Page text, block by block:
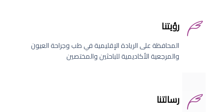
رؤيتنا
المحافظة على الريادة الإقليمية في طب وجراحة العيون
والمرجعية الأكاديمية للباحثين والمختصين
رسالتنا